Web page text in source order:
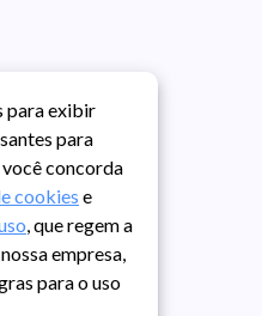
para exibir
para
concorda
cookies e
, que regem a
empresa,
para o uso